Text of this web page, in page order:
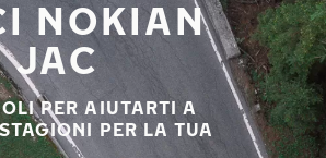
NOKIAN
JAC
PER AIUTARTI A
PER LA TUA